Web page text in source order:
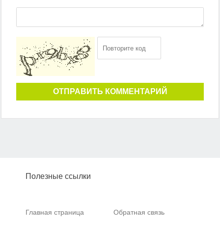
ОТПРАВИТЬ КОММЕНТАРИЙ
Полезные ссылки
Главная страница Обратная связь